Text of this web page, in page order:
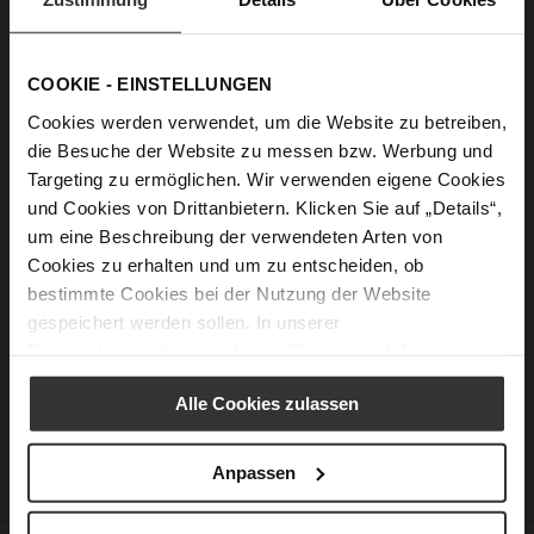
COOKIE - EINSTELLUNGEN
Cookies werden verwendet, um die Website zu betreiben,
die Besuche der Website zu messen bzw. Werbung und
Targeting zu ermöglichen. Wir verwenden eigene Cookies
und Cookies von Drittanbietern. Klicken Sie auf „Details“,
um eine Beschreibung der verwendeten Arten von
Cookies zu erhalten und um zu entscheiden, ob
bestimmte Cookies bei der Nutzung der Website
gespeichert werden sollen. In unserer
Alle Cookies zulassen
Anpassen
Anmelden
Passwort vergessen?
Neue Kunden
Ein Konto zu erstellen hat viele Vorteile: schneller zur Kasse
gehen, mehr als eine Adresse speichern, Bestellungen